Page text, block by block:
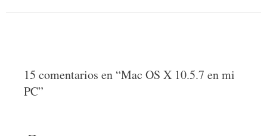
15 comentarios en “Mac OS X 10.5.7 en mi
PC”